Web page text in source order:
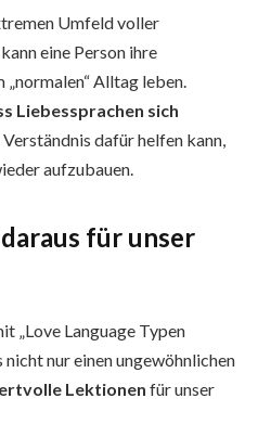
Umfeld voller
eine Person ihre
Alltag leben.
Liebessprachen sich
Verständnis dafür helfen kann,
aufzubauen.
für unser
„Love Language Typen
nur einen ungewöhnlichen
Lektionen für unser